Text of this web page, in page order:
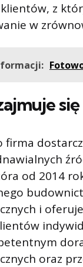
z
w
firma
od 2014
i
oraz